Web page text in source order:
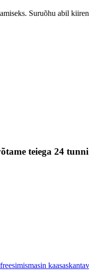
Suruõhu abil
teiega 24
kaasaskantav